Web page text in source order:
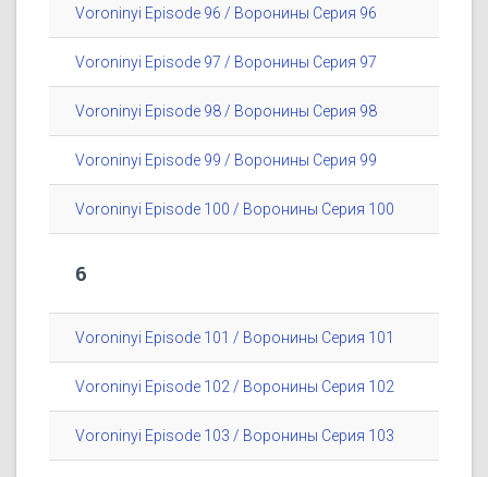
Voroninyi Episode 96 / Воронины Серия 96
Voroninyi Episode 97 / Воронины Серия 97
Voroninyi Episode 98 / Воронины Серия 98
Voroninyi Episode 99 / Воронины Серия 99
Voroninyi Episode 100 / Воронины Серия 100
6
Voroninyi Episode 101 / Воронины Серия 101
Voroninyi Episode 102 / Воронины Серия 102
Voroninyi Episode 103 / Воронины Серия 103